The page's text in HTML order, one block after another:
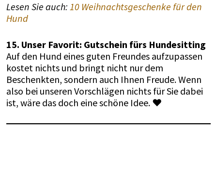
Lesen Sie auch: 10 Weihnachtsgeschenke für den
Hund
15. Unser Favorit: Gutschein fürs Hundesitting
Auf den Hund eines guten Freundes aufzupassen
kostet nichts und bringt nicht nur dem
Beschenkten, sondern auch Ihnen Freude. Wenn
also bei unseren Vorschlägen nichts für Sie dabei
ist, wäre das doch eine schöne Idee. ♥